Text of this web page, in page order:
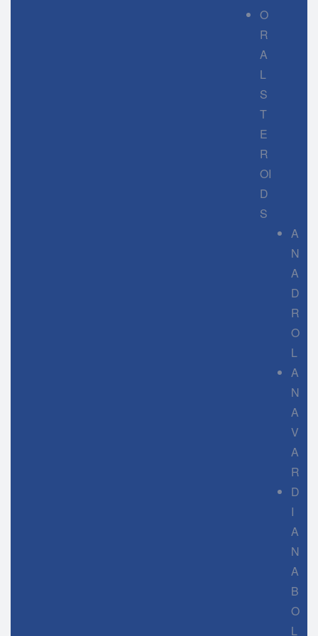
O
R
A
L
S
T
E
R
OI
D
S
A
N
A
D
R
O
L
A
N
A
V
A
R
D
I
A
N
A
B
O
L